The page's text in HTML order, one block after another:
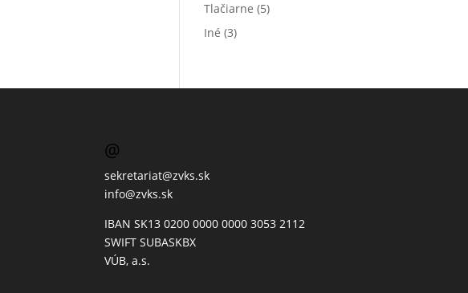
Tlačiarne (5)
Iné (3)
@
sekretariat@zvks.sk
info@zvks.sk
IBAN SK13 0200 0000 0000 3053 2112
SWIFT SUBASKBX
VÚB, a.s.